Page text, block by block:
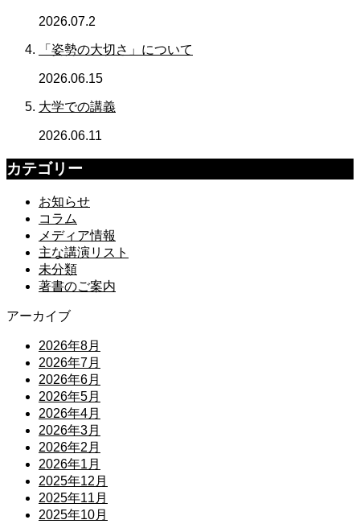
2026.07.2
「姿勢の大切さ」について
2026.06.15
大学での講義
2026.06.11
カテゴリー
お知らせ
コラム
メディア情報
主な講演リスト
未分類
著書のご案内
アーカイブ
2026年8月
2026年7月
2026年6月
2026年5月
2026年4月
2026年3月
2026年2月
2026年1月
2025年12月
2025年11月
2025年10月